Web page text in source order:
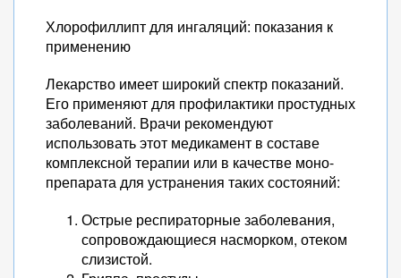
Хлорофиллипт для ингаляций: показания к
применению
Лекарство имеет широкий спектр показаний.
Его применяют для профилактики простудных
заболеваний. Врачи рекомендуют
использовать этот медикамент в составе
комплексной терапии или в качестве моно-
препарата для устранения таких состояний:
Острые респираторные заболевания,
сопровождающиеся насморком, отеком
слизистой.